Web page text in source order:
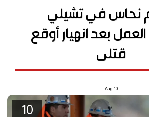
نحاس في تشيلي
بعد انهيار أوقع
قتلى
10
Aug
10